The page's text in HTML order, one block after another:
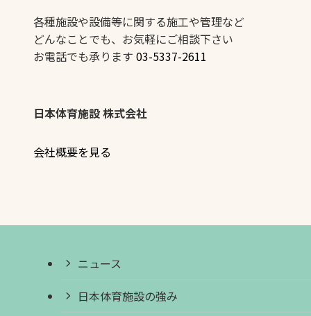
各種施設や設備等に関する施工や管理など
どんなことでも、お気軽にご相談下さい
お電話でも承ります 03-5337-2611
日本体育施設 株式会社
会社概要を見る
ニュース
日本体育施設の強み